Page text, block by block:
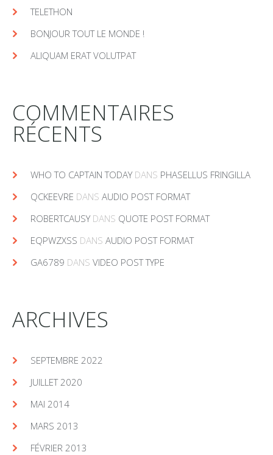
TELETHON
BONJOUR TOUT LE MONDE !
ALIQUAM ERAT VOLUTPAT
COMMENTAIRES
RÉCENTS
WHO TO CAPTAIN TODAYDANS PHASELLUS FRINGILLA
QCKEEVRE DANS AUDIO POST FORMAT
ROBERTCAUSYDANS QUOTE POST FORMAT
EQPWZXSS DANS AUDIO POST FORMAT
GA6789 DANS VIDEO POST TYPE
ARCHIVES
SEPTEMBRE 2022
JUILLET 2020
MAI 2014
MARS 2013
FÉVRIER 2013